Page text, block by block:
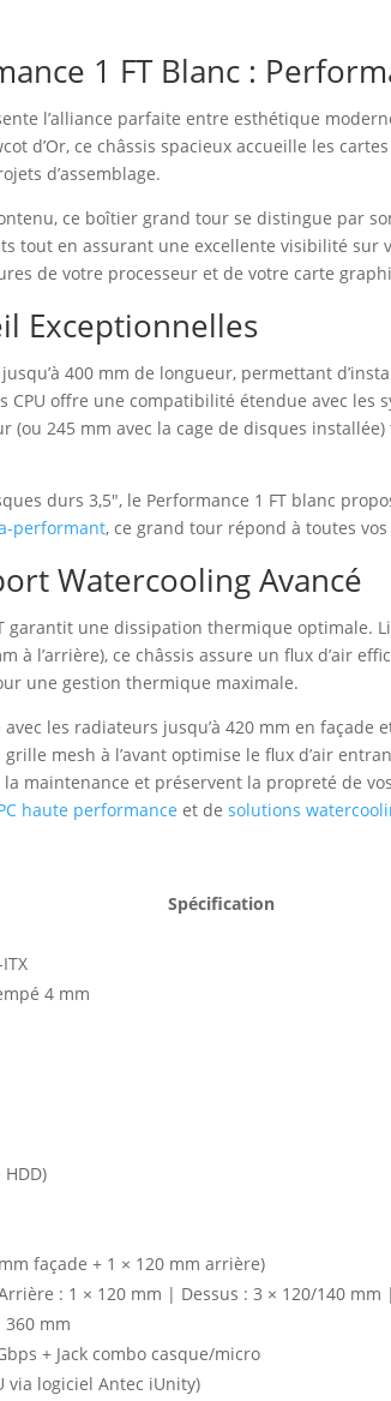
1 FT Blanc :
l’alliance parfaite entre esthétique
d’Or, ce châssis spacieux accueille les
d’assemblage.
ce boîtier grand tour se distingue par
tout en assurant une excellente visibilité sur
de votre processeur et de votre carte
Exceptionnelles
400 mm de longueur, permettant
offre une compatibilité étendue avec les
(ou 245 mm avec la cage de disques
durs 3,5″, le Performance 1 FT blanc
performant, ce grand tour répond à toutes vos
Watercooling Avancé
une dissipation thermique optimale.
l’arrière), ce châssis assure un flux d’air
une gestion thermique maximale.
les radiateurs jusqu’à 420 mm en
mesh à l’avant optimise le flux d’air
maintenance et préservent la propreté de
haute performance et desolutions
Spécification
4 mm
façade + 1 × 120 mm arrière)
: 1 × 120 mm | Dessus : 3 × 120/140
360 mm
+ Jack combo casque/micro
via logiciel Antec iUnity)